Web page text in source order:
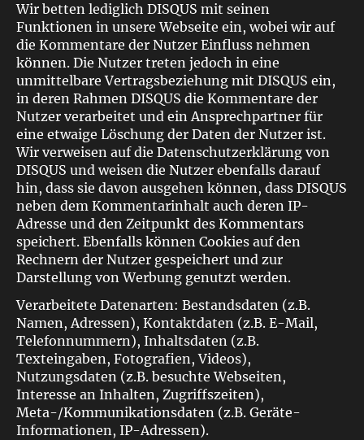
Wir betten lediglich DISQUS mit seinen
Funktionen in unsere Webseite ein, wobei wir auf
die Kommentare der Nutzer Einfluss nehmen
können. Die Nutzer treten jedoch in eine
unmittelbare Vertragsbeziehung mit DISQUS ein,
in deren Rahmen DISQUS die Kommentare der
Nutzer verarbeitet und ein Ansprechpartner für
eine etwaige Löschung der Daten der Nutzer ist.
Wir verweisen auf die Datenschutzerklärung von
DISQUS und weisen die Nutzer ebenfalls darauf
hin, dass sie davon ausgehen können, dass DISQUS
neben dem Kommentarinhalt auch deren IP-
Adresse und den Zeitpunkt des Kommentars
speichert. Ebenfalls können Cookies auf den
Rechnern der Nutzer gespeichert und zur
Darstellung von Werbung genutzt werden.
Verarbeitete Datenarten: Bestandsdaten (z.B.
Namen, Adressen), Kontaktdaten (z.B. E-Mail,
Telefonnummern), Inhaltsdaten (z.B.
Texteingaben, Fotografien, Videos),
Nutzungsdaten (z.B. besuchte Webseiten,
Interesse an Inhalten, Zugriffszeiten),
Meta-/Kommunikationsdaten (z.B. Geräte-
Informationen, IP-Adressen).